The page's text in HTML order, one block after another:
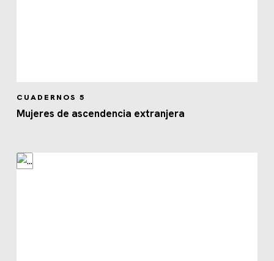
CUADERNOS 5
Mujeres de ascendencia extranjera